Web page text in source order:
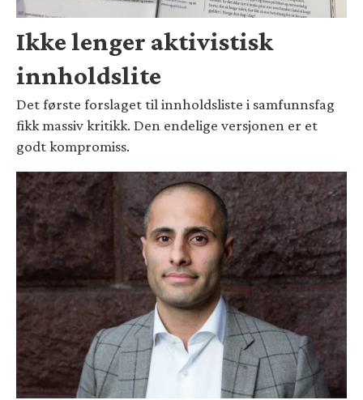
Ikke lenger aktivistisk
innholdslite
Det første forslaget til innholdsliste i samfunnsfag
fikk massiv kritikk. Den endelige versjonen er et
godt kompromiss.